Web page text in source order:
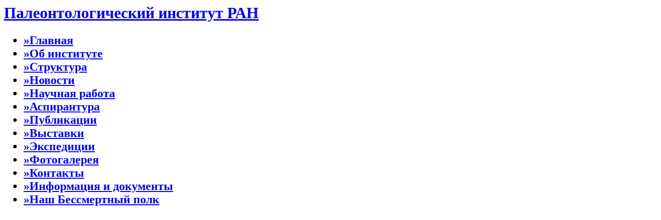
Палеонтологический институт РАН
»Главная
»Об институте
»Структура
»Новости
»Научная работа
»Аспирантура
»Публикации
»Выставки
»Экспедиции
»Фотогалерея
»Контакты
»Информация и документы
»Наш Бессмертный полк